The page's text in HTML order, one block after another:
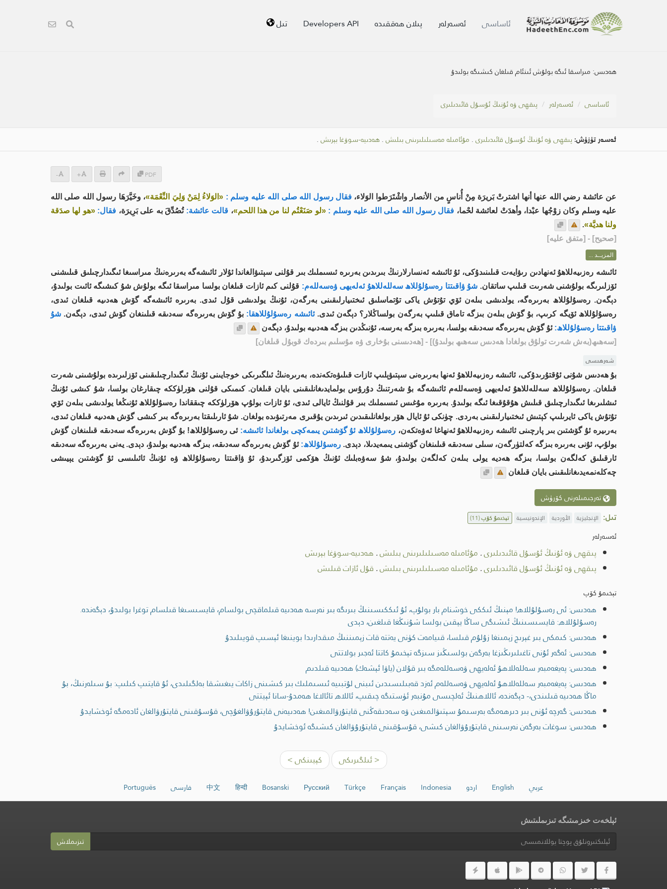
ئاساسى ئەسەرلەر پىلان ھەققىدە Developers API تىل
ھەدىس: مىراسقا ئىگە بولۇش ئىنئام قىلغان كىشىگە بولىدۇ
ئاساسى ئەسەرلەر پىقھى ۋە ئۇنىڭ ئۇسۇل قائىدىلىرى
ئەسەر تۈزۈش: پىقھى ۋە ئۇنىڭ ئۇسۇل قائىدىلىرى . مۇئامىلە مەسىلىلىرىنى بىلىش . ھەدىيە-سوۋغا بېرىش .
PDF
+
-
عن عائشة رضي الله عنها أنها اشترتْ بَريرَة مِنْ أُناسٍ من الأنصار واشْتَرَطوا الوَلاء، فقال رسول الله صلى الله عليه وسلم : «الوَلاءُ لِمَنْ وَلِيَ النِّعْمَة»، وخَيَّرَهَا رسول الله صلى الله
عليه وسلم وكان زوْجُها عبْدا، وأهدَتْ لعائشة لحْما، فقال رسول الله صلى الله عليه وسلم : «لو صَنَعْتُم لنا من هذا اللحم»، قالت عائشة: تُصُدِّقَ به على بَرِيرَة، فقال: «هو لها صدَقة
ولنا هديَّة».
[صحيح] - [متفق عليه]
المزيــد ...
ئائىشە رەزىيەللاھۇ ئەنھادىن رىۋايەت قىلىنىدۇكى، ئۇ ئائىشە ئەنسارلارنىڭ بىرىدىن بەرىرە ئىسىملىك بىر قۇلنى سېتىۋالغاندا ئۇلار ئائىشەگە بەرىرەنىڭ مىراسىغا ئىگىدارچىلىق قىلىشنى
ئۆزلىرىگە بولۇشنى شەرىت قىلىپ ساتقان. شۇ ۋاقىتتا رەسۇلۇللاھ سەللەللاھۇ ئەلەيھى ۋەسەللەم: قۇلنى كىم ئازات قىلغان بولسا مىراسقا ئىگە بولۇش شۇ كىشىگە ئائىت بولىدۇ،
دېگەن. رەسۇلۇللاھ بەرىرەگە، يولدىشى بىلەن ئۆي تۇتۇش ياكى تۇتماسلىق ئىختىيارلىقىنى بەرگەن، ئۇنىڭ يولدىشى قۇل ئىدى. بەرىرە ئائىشەگە گۆش ھەدىيە قىلغان ئىدى،
رەسۇلۇللاھ ئۆيگە كرىپ، بۇ گۆش بىلەن بىزگە تاماق قىلىپ بەرگەن بولساڭلار؟ دېگەن ئىدى. ئائىشە رەسۇلۇللاھقا: بۇ گۆش بەرىرەگە سەدىقە قىلىنغان گۆش ئىدى، دېگەن. شۇ
ۋاقىتتا رەسۇلۇللاھ: ئۇ گۆش بەرىرەگە سەدىقە بولسا، بەرىرە بىزگە بەرسە، ئۇنىڭدىن بىزگە ھەدىيە بولىدۇ، دېگەن
[سەھىھ(بەش شەرت تولۇق بولغادا ھەدىس سەھىھ بولىدۇ)] - [ھەدىسنى بۇخارى ۋە مۇسلىم بىردەك قوبۇل قىلغان]
شەرھىسى
بۇ ھەدىس شۇنى ئۇقتۇرىدۇكى، ئائىشە رەزىيەللاھۇ ئەنھا بەرىرەنى سېتىۋېلىپ ئازات قىلىۋەتكەندە، بەرىرەنىڭ ئىلگىرىكى خوجايىنى ئۇنىڭ ئىگىدارچىلىقىنى ئۆزلىرىدە بولۇشىنى شەرت
قىلغان. رەسۇلۇللاھ سەللەللاھۇ ئەلەيھى ۋەسەللەم ئائىشەگە بۇ شەرتنىڭ دۇرۇس بولمايدىغانلىقىنى بايان قىلغان. كىمىكى قۇلنى ھۆرلۈككە چىقارغان بولسا، شۇ كىشى ئۇنىڭ
ئىشلىرىغا ئىگىدارچىلىق قىلىش ھۇقۇقىغا ئىگە بولىدۇ. بەرىرە مۇغىس ئىسىملىك بىر قۇلنىڭ ئايالى ئىدى، ئۇ ئازات بولۇپ ھۆرلۈككە چىققاندا رەسۇلۇللاھ ئۇنىڭغا يولدىشى بىلەن ئۆي
تۇتۇش ياكى ئايرىلىپ كېتىش ئىختىيارلىقىنى بەردى. چۈنكى ئۇ ئايال ھۆر بولغانلىقىدىن ئىرىدىن يۇقىرى مەرتىۋىدە بولغان. شۇ ئارىلىقتا بەرىرەگە بىر كىشى گۆش ھەدىيە قىلغان ئىدى،
بەرىيرە ئۇ گۆشتىن بىر پارچىنى ئائىشە رەزىيەللاھۇ ئەنھاغا ئەۋەتكەن، رەسۇلۇللاھ ئۇ گۆشتىن يىمەكچى بولغاندا ئائىشە: ئى رەسۇلۇللاھ! بۇ گۆش بەرىرەگە سەدىقە قىلىنغان گۆش
بولۇپ، ئۇنى بەرىرە بىزگە كەلتۈرگەن، سىلى سەدىقە قىلىنغان گۆشنى يىمەيدىلا، دېدى. رەسۇلۇللاھ: ئۇ گۆش بەرىرەگە سەدىقە، بىزگە ھەدىيە بولىدۇ، دېدى. يەنى بەرىرەگە سەدىقە
ئارقىلىق كەلگەن بولسا، بىزگە ھەديە يولى بىلەن كەلگەن بولىدۇ، شۇ سەۋەبلىك ئۇنىڭ ھۆكمى ئۆزگىرىدۇ، ئۇ ۋاقىتتا رەسۇلۇللاھ ۋە ئۇنىڭ ئائىلىسى ئۇ گۆشتىن يېيىشى
چەكلەنمەيدىغانلىقىنى بايان قىلغان
تەرجىمىلەرنى كۆرۈش
تىل: الإنجليزية الأوردية الإندونيسية تېخىمۇ كۆپ(11)
ئەسەرلەر
پىقھى ۋە ئۇنىڭ ئۇسۇل قائىدىلىرى. مۇئامىلە مەسىلىلىرىنى بىلىش. ھەدىيە-سوۋغا بېرىش
پىقھى ۋە ئۇنىڭ ئۇسۇل قائىدىلىرى. مۇئامىلە مەسىلىلىرىنى بىلىش. قۇل ئازات قىلىش
تېخىمۇ كۆپ
ھەدىس: ئى رەسۇلۇللاھ! مېنىڭ ئىككى خوشنام بار بولۇپ، ئۇ ئىككىسىنىڭ بىرىگە بىر نەرسە ھەدىيە قىلماقچى بولسام، قايسىسىغا قىلسام توغرا بولىدۇ، دېگەندە.
رەسۇلۇللاھ: قايسىسىنىڭ ئىشىگى ساڭا يېقىن بولسا شۇنىڭغا قىلغىن، دېدى
ھەدىس: كىمكى بىر غېرىچ زېمىنغا زۇلۇم قىلسا، قىيامەت كۈنى يەتتە قات زېمىننىڭ مىقدارىدا بوينىغا ئېسىپ قويىلىدۇ
ھەدىس: ئەگەر ئۇنى تاغىلىرىڭىزغا بەرگەن بولسىڭىز سىزگە تېخىمۇ كاتتا ئەجىر بولاتتى
ھەدىس: پەيغەمبەر سەللەللاھۇ ئەلەيھى ۋەسەللەمگە بىر قۇلان (ياۋا ئېشەك) ھەدىيە قىلدىم
ھەدىس: پەيغەمبەر سەللەللاھۇ ئەلەيھى ۋەسەللەم ئەزد قەبىلىسىدىن ئىبنى لۇتبىيە ئىسىملىك بىر كىشىنى زاكات يىغىشقا بەلگىلىدى، ئۇ قايتىپ كىلىپ: بۇ سىلەرنىڭ، بۇ
ماڭا ھەدىيە قىلىندى،- دېگەندە، ئاللاھنىڭ ئەلچىسى مۇنبەر ئۈستىگە چىقىپ، ئاللاھ تائالاغا ھەمدۇ-سانا ئېيتتى
ھەدىس: گەرچە ئۇنى بىر دىرھەمگە بەرسىمۇ سېتىۋالمىغىن ۋە سەدىقەڭنى قايتۇرۋالمىغىن! ھەدىيەنى قايتۇرۇۋالغۇچى، قۇسۇقىنى قايتۇرۋالغان ئادەمگە ئوخشايدۇ
ھەدىس: سوغات بەرگەن نەرسىنى قايتۇرۇۋالغان كىشى، قۇسۇقىنى قايتۇرۇۋالغان كىشىگە ئوخشايدۇ
< ئىلگىرىكى كېيىنكى >
عربي English اردو Indonesia
Français
Türkçe
Русский
Bosanski
हिन्दी
中文 فارسی Português
ئېلخەت خىزمىتىگە تىزىملىتىش
تىزىملاش